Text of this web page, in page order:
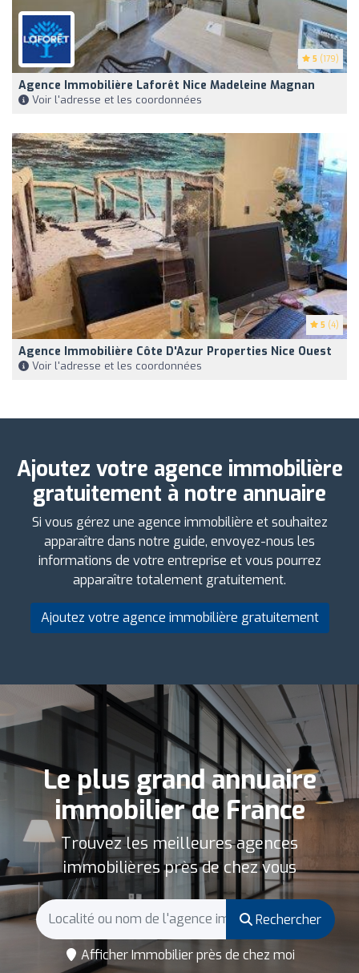
5 (179)
Agence Immobilière Laforêt Nice Madeleine Magnan
Voir l'adresse et les coordonnées
5 (4)
Agence Immobilière Côte D'Azur Properties Nice Ouest
Voir l'adresse et les coordonnées
Ajoutez votre agence immobilière
gratuitement à notre annuaire
Si vous gérez une agence immobilière et souhaitez
apparaître dans notre guide, envoyez-nous les
informations de votre entreprise et vous pourrez
apparaître totalement gratuitement.
Ajoutez votre agence immobilière gratuitement
Le plus grand annuaire
immobilier de France
Trouvez les meilleures agences
immobilières près de chez vous
Rechercher
Afficher Immobilier près de chez moi